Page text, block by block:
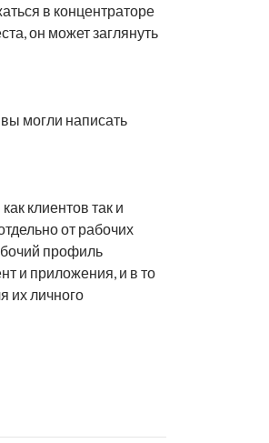
в концентраторе
он может заглянуть
могли написать
клиентов так и
от рабочих
профиль
и приложения, и в то
их личного